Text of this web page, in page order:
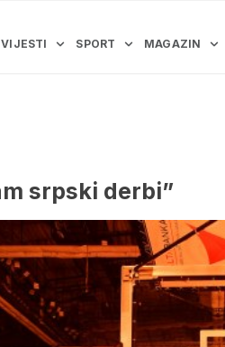
VIJESTI SPORT MAGAZIN
srpski derbi”